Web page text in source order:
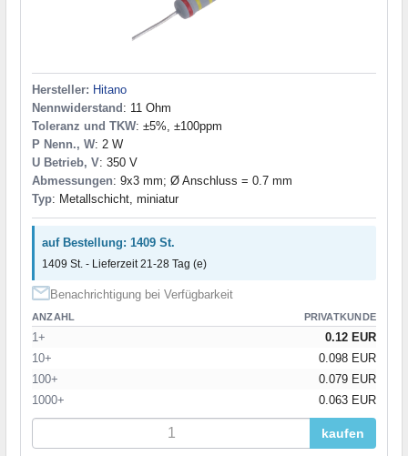
Hersteller: Hitano
Nennwiderstand: 11 Ohm
Toleranz und TKW: ±5%, ±100ppm
P Nenn., W: 2 W
U Betrieb, V: 350 V
Abmessungen: 9x3 mm; Ø Anschluss = 0.7 mm
Typ: Metallschicht, miniatur
auf Bestellung: 1409 St.
1409 St. - Lieferzeit 21-28 Tag (e)
Benachrichtigung bei Verfügbarkeit
ANZAHL PRIVATKUNDE
1+
0.12 EUR
10+
0.098 EUR
100+
0.079 EUR
1000+
0.063 EUR
kaufen